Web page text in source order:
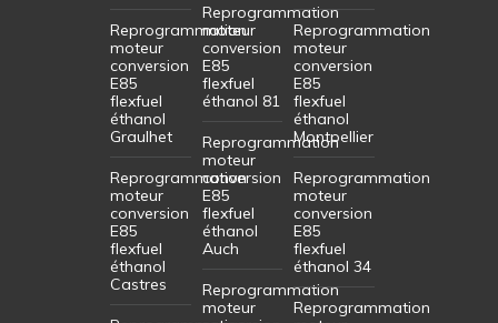
Reprogrammation
moteur
conversion
E85
flexfuel
éthanol
Graulhet
Reprogrammation
moteur
conversion
E85
flexfuel
éthanol
Castres
Reprogrammation
moteur
conversion
E85
flexfuel
éthanol 81
Reprogrammation
moteur
conversion
E85
flexfuel
éthanol
Auch
Reprogrammation
moteur
Reprogrammation
moteur
conversion
E85
flexfuel
éthanol
Montpellier
Reprogrammation
moteur
conversion
E85
flexfuel
éthanol 34
Reprogrammation